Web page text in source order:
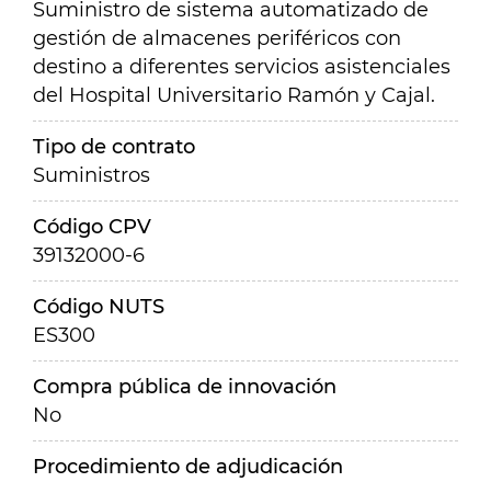
Suministro de sistema automatizado de
gestión de almacenes periféricos con
destino a diferentes servicios asistenciales
del Hospital Universitario Ramón y Cajal.
Tipo de contrato
Suministros
Código CPV
39132000-6
Código NUTS
ES300
Compra pública de innovación
No
Procedimiento de adjudicación